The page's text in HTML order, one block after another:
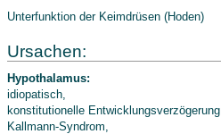
Unterfunktion der Keimdrüsen (Hoden)
Ursachen:
Hypothalamus:
idiopatisch,
konstitutionelle Entwicklungsverzögerung,
Kallmann-Syndrom,